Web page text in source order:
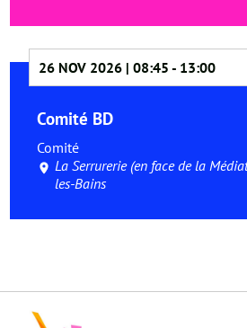
26 NOV 2026 | 08:45 - 13:00
Comité BD
Comité
La Serrurerie (en face de la
les-Bains